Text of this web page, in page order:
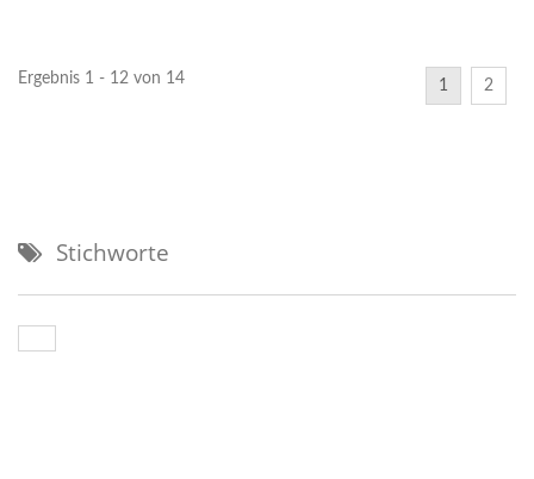
Ergebnis 1 - 12 von 14 1 2
Stichworte